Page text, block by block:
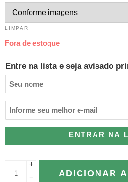
LIMPAR
Fora de estoque
Entre na lista e seja avisado
ENTRAR NA
+
−
ADICIONAR